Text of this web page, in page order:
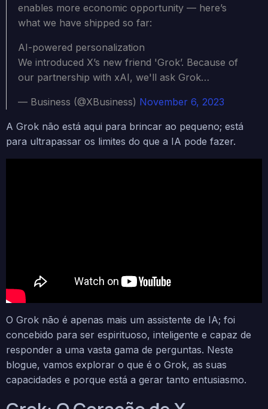
enables more economic opportunity — here’s
what we have shipped so far:
AI-powered personalization
We introduced X’s new friend 'Grok’. Because of
our partnership with xAI, we'll ask Grok…
— Business (@XBusiness) November 6, 2023
A Grok não está aqui para brincar ao pequeno; está
para ultrapassar os limites do que a IA pode fazer.
O Grok não é apenas mais um assistente de IA; foi
concebido para ser espirituoso, inteligente e capaz de
responder a uma vasta gama de perguntas. Neste
blogue, vamos explorar o que é o Grok, as suas
capacidades e porque está a gerar tanto entusiasmo.